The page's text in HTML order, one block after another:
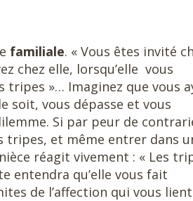
e familiale. « Vous êtes invité
chez elle, lorsqu’elle vous
tripes »… Imaginez que vous
soit, vous dépasse et vous
Si par peur de
tripes, et même entrer dans
réagit vivement : « Les
entendra qu’elle vous fait
de l’affection qui vous